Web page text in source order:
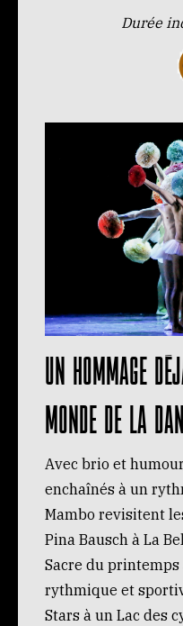
Durée
Un hommage
monde de la
Avec brio et
enchaînés à un
Mambo revisitent
Pina Bausch à La
Sacre du
rythmique et
Stars à un Lac des